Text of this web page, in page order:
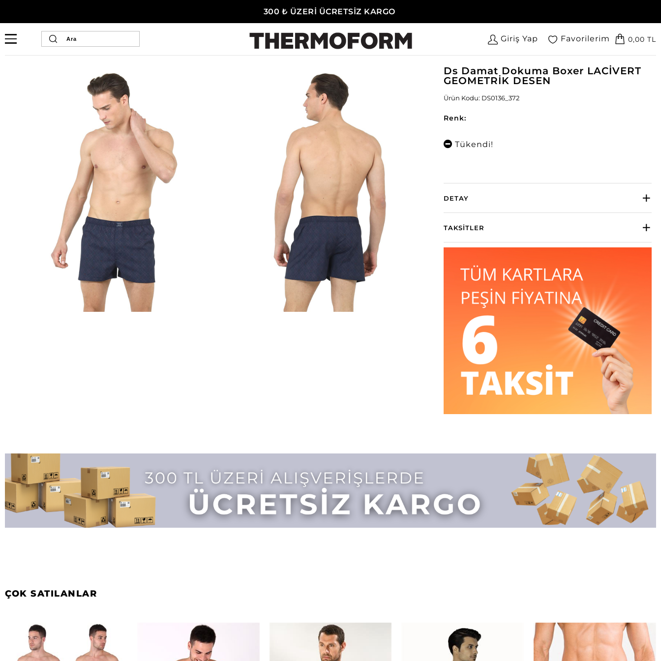
300 ₺ ÜZERİ ÜCRETSİZ KARGO
Giriş Yap Favorilerim 0,00 TL
Ana Sayfa Erkek Ev Giyim U-Erkek Boxer - Slip
Ds Damat Dokuma Boxer LACİVERT
GEOMETRİK DESEN
Ürün Kodu: DS0136_372
Renk:
Tükendi!
DETAY
TAKSITLER
ÇOK SATILANLAR